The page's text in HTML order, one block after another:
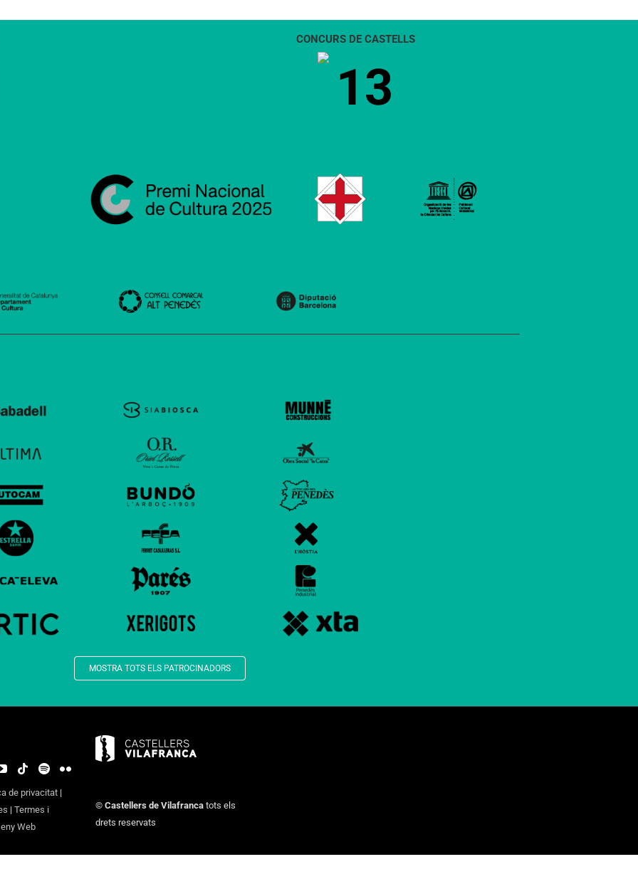
CONCURS DE CASTELLS
13
MOSTRA TOTS ELS PATROCINADORS
de privacitat |
| Termes i
Web
© Castellers de Vilafranca tots els
drets reservats